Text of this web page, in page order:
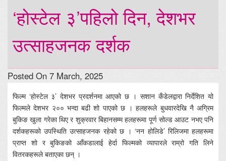
‘होस्टेल ३’पहिलो दिन, देशभर
उत्साहजनक दर्शक
Posted On 7 March, 2025
फिल्म ‘होस्टेल ३’ देशभर प्रदर्शनमा आएको छ । सशान कँडेलद्वारा निर्देशित यो
फिल्मले देशभर २०० भन्दा बढी शो पाएको छ । हलहरूले बुधवारदेखि नै अग्रिम
बुकिङ खुला गरेका थिए र शुक्रवार बिहानसम्म हलहरूमा पूर्ण सोल्ड आउट नभए पनि
दर्शकहरूको उपस्थिति उत्साहजनक रहेको छ । ‘नन होलिडे’ रिलिजमा हलहरूमा
प्राप्त शो र बुकिङको आँकडालाई हेर्दा फिल्मको व्यापारले राम्रो गति लिने
वितरकहरूले बताएका छन् ।